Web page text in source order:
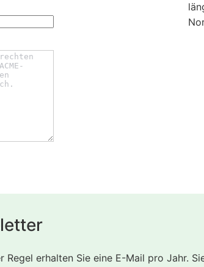
erhalten Sie eine E-Mail pro Jahr.